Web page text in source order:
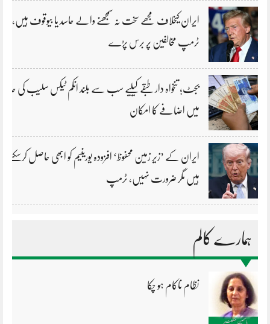
ایران کیخلاف مجھے سخت نہ سمجھنے والے حاسد یا بیوقوف ہیں،
ٹرمپ مخالفین پر برس پڑے
بجٹ؛ تنخواہ دار طبقے کیلیے سب سے بلند انکم ٹیکس سلیب کی حد
میں اضافے کا امکان
ایران کے ’زیر زمین محفوظ‘ افزودہ یورینیم کو ابھی حاصل کرسکتے
ہیں مگر ضرورت نہیں، ٹرمپ
ہمارے کالم
نظام ناکام ہو چکا